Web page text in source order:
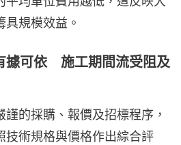
規模效益。
據可依 施工期間流受阻及
的採購、報價及招標程序，
技術規格與價格作出綜合評